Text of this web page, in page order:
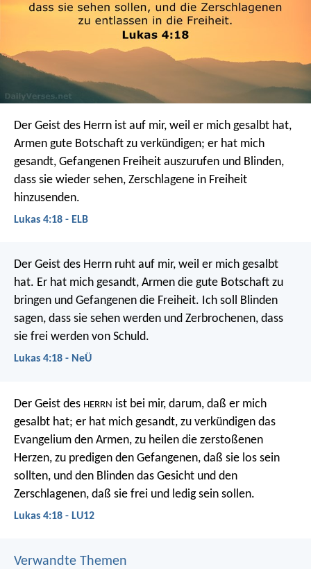
Der Geist des Herrn ist auf mir, weil er mich gesalbt hat,
Armen gute Botschaft zu verkündigen; er hat mich
gesandt, Gefangenen Freiheit auszurufen und Blinden,
dass sie wieder sehen, Zerschlagene in Freiheit
hinzusenden.
Lukas 4:18 - ELB
Der Geist des Herrn ruht auf mir, weil er mich gesalbt
hat. Er hat mich gesandt, Armen die gute Botschaft zu
bringen und Gefangenen die Freiheit. Ich soll Blinden
sagen, dass sie sehen werden und Zerbrochenen, dass
sie frei werden von Schuld.
Lukas 4:18 - NeÜ
Der Geist des HERRN ist bei mir, darum, daß er mich
gesalbt hat; er hat mich gesandt, zu verkündigen das
Evangelium den Armen, zu heilen die zerstoßenen
Herzen, zu predigen den Gefangenen, daß sie los sein
sollten, und den Blinden das Gesicht und den
Zerschlagenen, daß sie frei und ledig sein sollen.
Lukas 4:18 - LU12
Verwandte Themen